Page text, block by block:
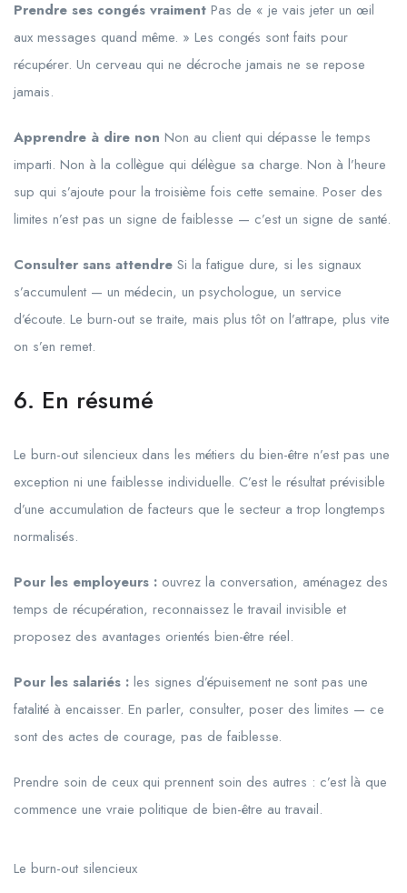
Prendre ses congés vraiment Pas de « je vais jeter un œil
aux messages quand même. » Les congés sont faits pour
récupérer. Un cerveau qui ne décroche jamais ne se repose
jamais.
Apprendre à dire non Non au client qui dépasse le temps
imparti. Non à la collègue qui délègue sa charge. Non à l’heure
sup qui s’ajoute pour la troisième fois cette semaine. Poser des
limites n’est pas un signe de faiblesse — c’est un signe de santé.
Consulter sans attendre Si la fatigue dure, si les signaux
s’accumulent — un médecin, un psychologue, un service
d’écoute. Le burn-out se traite, mais plus tôt on l’attrape, plus vite
on s’en remet.
6. En résumé
Le burn-out silencieux dans les métiers du bien-être n’est pas une
exception ni une faiblesse individuelle. C’est le résultat prévisible
d’une accumulation de facteurs que le secteur a trop longtemps
normalisés.
Pour les employeurs : ouvrez la conversation, aménagez des
temps de récupération, reconnaissez le travail invisible et
proposez des avantages orientés bien-être réel.
Pour les salariés : les signes d’épuisement ne sont pas une
fatalité à encaisser. En parler, consulter, poser des limites — ce
sont des actes de courage, pas de faiblesse.
Prendre soin de ceux qui prennent soin des autres : c’est là que
commence une vraie politique de bien-être au travail.
Le burn-out silencieux